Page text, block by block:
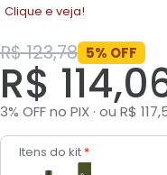
Clique e veja!
R$ 123,78 5% OFF
R$
3% OFF no PIX · ou R$
Itens do kit *